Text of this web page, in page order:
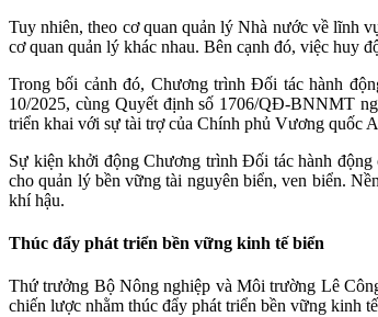
Tuy nhiên, theo cơ quan quản lý Nhà nước về lĩnh
cơ quan quản lý khác nhau. Bên cạnh đó, việc huy
Trong bối cảnh đó, Chương trình Đối tác hành
10/2025, cùng Quyết định số 1706/QĐ-BNNMT
triển khai với sự tài trợ của Chính phủ Vương quốc
Sự kiện khởi động Chương trình Đối tác hành động
cho quản lý bền vững tài nguyên biển, ven biển.
khí hậu.
Thúc đẩy phát triển bền vững kinh tế biển
Thứ trưởng Bộ Nông nghiệp và Môi trường Lê
chiến lược nhằm thúc đẩy phát triển bền vững kinh